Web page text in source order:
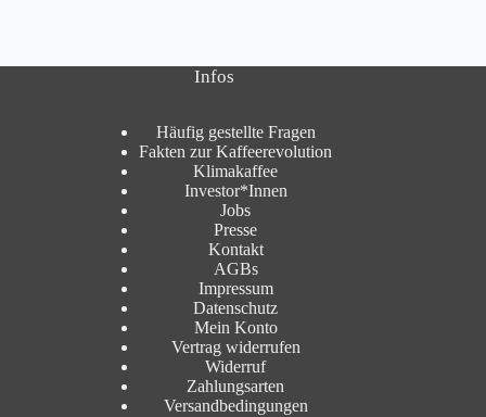
Infos
Häufig gestellte Fragen
Fakten zur Kaffeerevolution
Klimakaffee
Investor*Innen
Jobs
Presse
Kontakt
AGBs
Impressum
Datenschutz
Mein Konto
Vertrag widerrufen
Widerruf
Zahlungsarten
Versandbedingungen